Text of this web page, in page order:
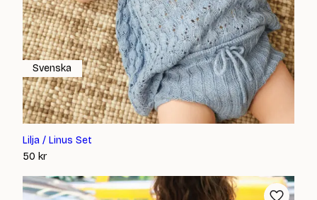
Lilja / Linus Set
50 kr
Svenska